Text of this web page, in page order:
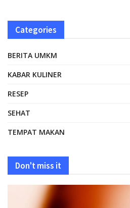
Categories
BERITA UMKM
KABAR KULINER
RESEP
SEHAT
TEMPAT MAKAN
Don't miss it